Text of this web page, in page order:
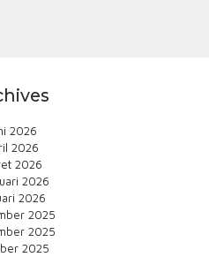
2026
2026
2026
2026
2026
2025
2025
2025